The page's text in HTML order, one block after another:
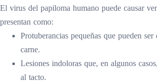
El virus del papiloma humano puede causar
presentan como:
Protuberancias pequeñas que pueden
carne.
Lesiones indoloras que, en algunos
al tacto.